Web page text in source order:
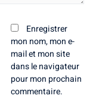
Enregistrer
mon nom, mon e-
mail et mon site
dans le navigateur
pour mon prochain
commentaire.